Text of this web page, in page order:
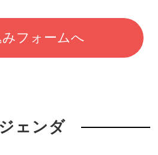
フォームへ
ェンダ